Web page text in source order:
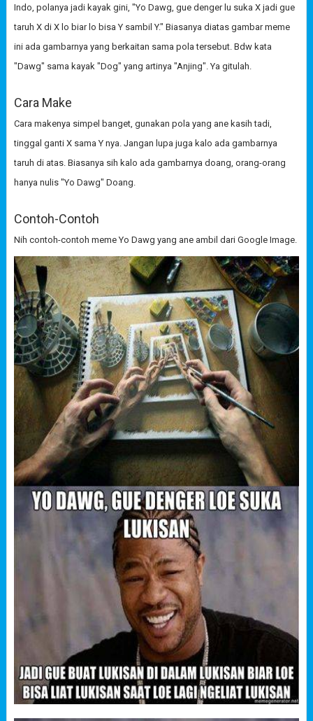
Indo, polanya jadi kayak gini, "Yo Dawg, gue denger lu suka X jadi gue
taruh X di X lo biar lo bisa Y sambil Y." Biasanya diatas gambar meme
ini ada gambarnya yang berkaitan sama pola tersebut. Bdw kata
"Dawg" sama kayak "Dog" yang artinya "Anjing". Ya gitulah.
Cara Make
Cara makenya simpel banget, gunakan pola yang ane kasih tadi,
tinggal ganti X sama Y nya. Jangan lupa juga kalo ada gambarnya
taruh di atas. Biasanya sih kalo ada gambarnya doang, orang-orang
hanya nulis "Yo Dawg" Doang.
Contoh-Contoh
Nih contoh-contoh meme Yo Dawg yang ane ambil dari Google Image.